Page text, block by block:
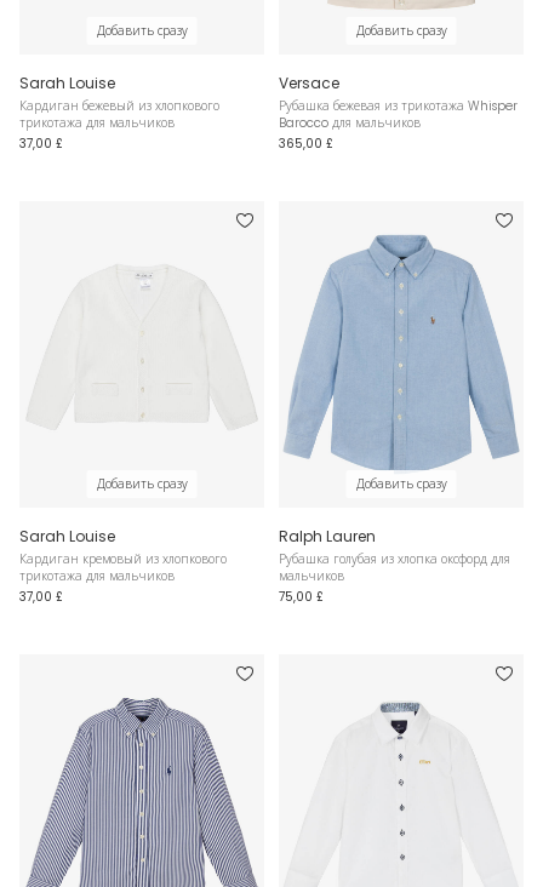
Добавить сразу
Sarah Louise
Кардиган бежевый из хлопкового
трикотажа для мальчиков
37,00 £
Добавить сразу
Versace
Рубашка бежевая из трикотажа Whisper
Barocco для мальчиков
365,00 £
Добавить сразу
Sarah Louise
Кардиган кремовый из хлопкового
трикотажа для мальчиков
37,00 £
Добавить сразу
Ralph Lauren
Рубашка голубая из хлопка оксфорд для
мальчиков
75,00 £